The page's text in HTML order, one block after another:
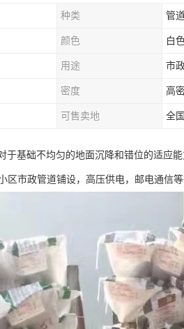
种类 管
颜色 白
用途 市
密度 高
可售卖地 全国
基础不均匀的地面沉降和错位的适应
市政管道铺设，高压供电，邮电通信等